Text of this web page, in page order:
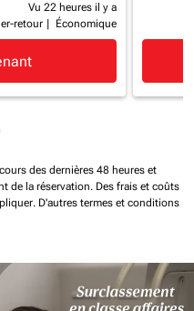
Vu 22 heures il y a
retour
Économique
de cmp-pagination-
des dernières 48 heures et
de la réservation. Des frais et coûts
D'autres termes et conditions